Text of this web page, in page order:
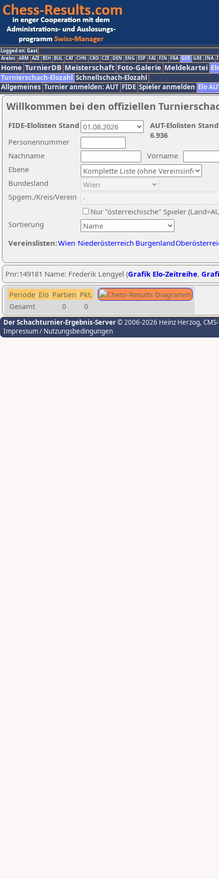
Logged on: Gast
Arabic ARM AZE BIH BUL CAT CHN CRO CZE DEN ENG ESP FAI FIN FRA GER GRE INA
Home TurnierDB Meisterschaft Foto-Galerie Meldekartei
Turnierschach-Elozahl Schnellschach-Elozahl
Allgemeines Turnier anmelden: AUT FIDE Spieler anmelden Elo
Willkommen bei den offiziellen
Nachname
Vorname
Ebene
Sortierung
Personennummer
Bundesland
Spgem./Kreis/Verein
Nur "österreichische" Spieler
Vereinslisten:Wien Niederösterreich Burgenland
AUT-Elolisten
6.936
FIDE-Elolisten Stand
Pnr:149181 Name: Frederik Lengyel (Grafik Elo-Zeitreihe,
Periode Elo Partien Pkt.
Gesamt
0 0
Der Schachturnier-Ergebnis-Server© 2006-2026 Heinz Herzog,
Impressum / Nutzungsbedingungen